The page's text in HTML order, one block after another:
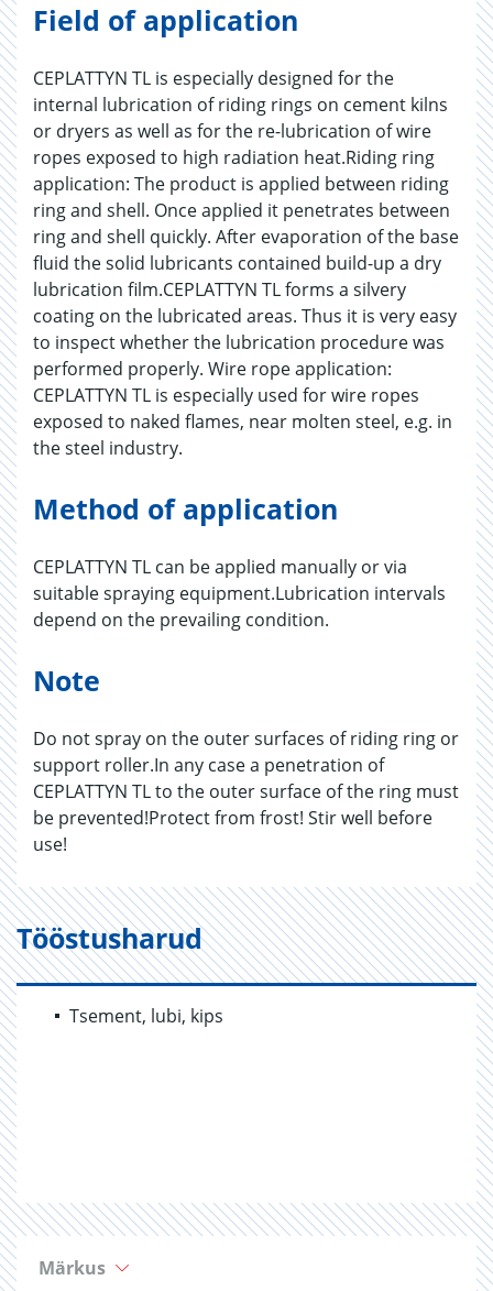
Field of application
CEPLATTYN TL is especially designed for the
internal lubrication of riding rings on cement kilns
or dryers as well as for the re-lubrication of wire
ropes exposed to high radiation heat.Riding ring
application: The product is applied between riding
ring and shell. Once applied it penetrates between
ring and shell quickly. After evaporation of the base
fluid the solid lubricants contained build-up a dry
lubrication film.CEPLATTYN TL forms a silvery
coating on the lubricated areas. Thus it is very easy
to inspect whether the lubrication procedure was
performed properly. Wire rope application:
CEPLATTYN TL is especially used for wire ropes
exposed to naked flames, near molten steel, e.g. in
the steel industry.
Method of application
CEPLATTYN TL can be applied manually or via
suitable spraying equipment.Lubrication intervals
depend on the prevailing condition.
Note
Do not spray on the outer surfaces of riding ring or
support roller.In any case a penetration of
CEPLATTYN TL to the outer surface of the ring must
be prevented!Protect from frost! Stir well before
use!
Tööstusharud
Tsement, lubi, kips
Märkus